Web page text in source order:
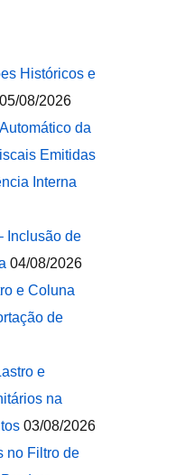
Históricos e
05/08/2026
da
Emitidas
Interna
Inclusão de
04/08/2026
e Coluna
de
e
na
03/08/2026
no Filtro de